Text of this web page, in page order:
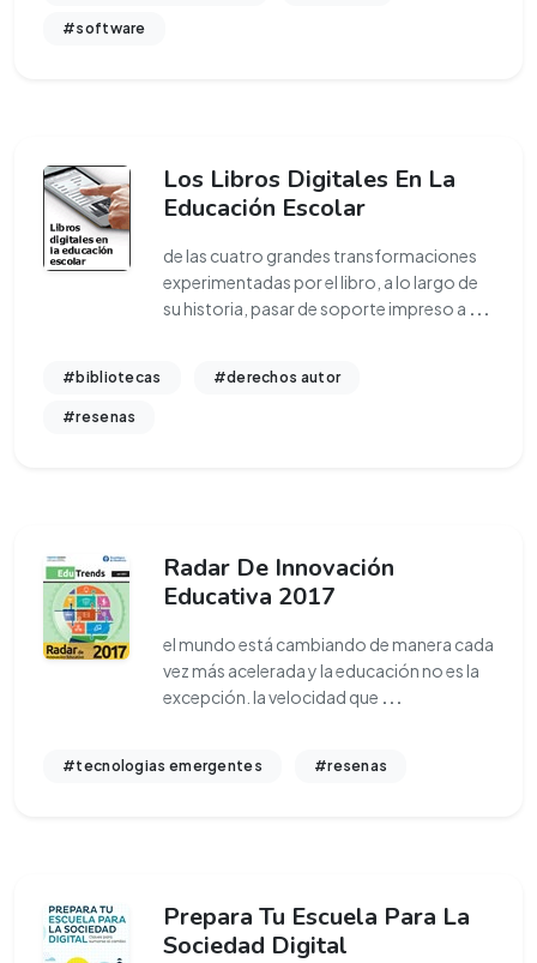
#software
Los Libros Digitales En La
Educación Escolar
de las cuatro grandes transformaciones
experimentadas por el libro, a lo largo de
su historia, pasar de soporte impreso a ...
#bibliotecas #derechos autor
#resenas
Radar De Innovación
Educativa 2017
el mundo está cambiando de manera cada
vez más acelerada y la educación no es la
excepción. la velocidad que ...
#tecnologias emergentes #resenas
Prepara Tu Escuela Para La
Sociedad Digital